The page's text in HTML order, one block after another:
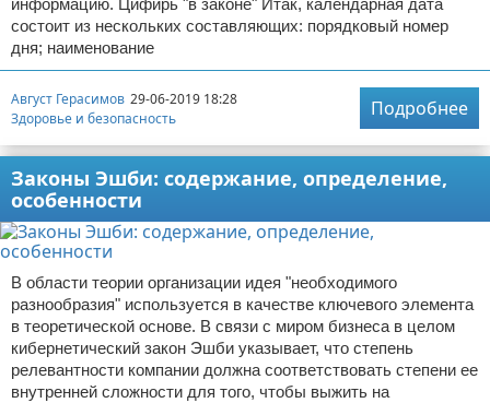
информацию. Цифирь "в законе" Итак, календарная дата
состоит из нескольких составляющих: порядковый номер
дня; наименование
Август Герасимов 29-06-2019 18:28
Здоровье и безопасность
Подробнее
Законы Эшби: содержание, определение,
особенности
В области теории организации идея "необходимого
разнообразия" используется в качестве ключевого элемента
в теоретической основе. В связи с миром бизнеса в целом
кибернетический закон Эшби указывает, что степень
релевантности компании должна соответствовать степени ее
внутренней сложности для того, чтобы выжить на